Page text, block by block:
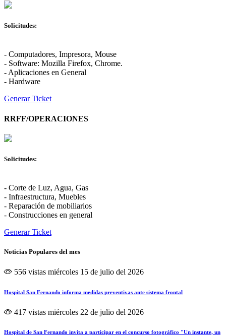
Solicitudes:
- Computadores, Impresora, Mouse
- Software: Mozilla Firefox, Chrome.
- Aplicaciones en General
- Hardware
Generar Ticket
RRFF/OPERACIONES
Solicitudes:
- Corte de Luz, Agua, Gas
- Infraestructura, Muebles
- Reparación de mobiliarios
- Construcciones en general
Generar Ticket
Noticias Populares del mes
556 vistas miércoles 15 de julio del 2026
Hospital San Fernando informa medidas preventivas ante sistema frontal
417 vistas miércoles 22 de julio del 2026
Hospital de San Fernando invita a participar en el concurso fotográfico "Un instante, un